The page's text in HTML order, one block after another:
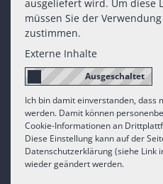
ausgeliefert wird. Um diese
müssen Sie der
zustimmen.
Externe Inhalte
Ich bin damit einverstanden, dass
werden. Damit können
Cookie-Informationen an
Diese Einstellung kann auf der
Datenschutzerklärung (siehe Link
wieder geändert werden.